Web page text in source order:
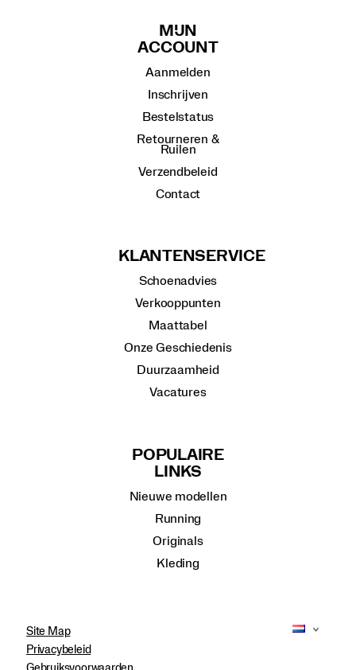
MIJN
ACCOUNT
Aanmelden
Inschrijven
Bestelstatus
Retourneren &
Ruilen
Verzendbeleid
Contact
KLANTENSERVICE
Schoenadvies
Verkooppunten
Maattabel
Onze Geschiedenis
Duurzaamheid
Vacatures
POPULAIRE
LINKS
Nieuwe modellen
Running
Originals
Kleding
Site Map
Privacybeleid